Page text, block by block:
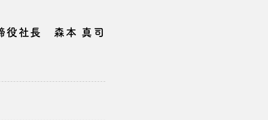
役社長 森本 真司